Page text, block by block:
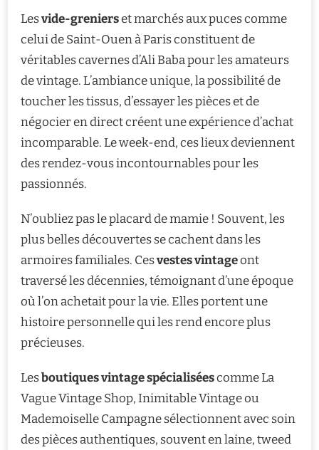
Lesvide-grenierset marchés aux puces comme
celui de Saint-Ouen à Paris constituent de
véritables cavernes d’Ali Baba pour les amateurs
de vintage. L’ambiance unique, la possibilité de
toucher les tissus, d’essayer les pièces et de
négocier en direct créent une expérience d’achat
incomparable. Le week-end, ces lieux deviennent
des rendez-vous incontournables pour les
passionnés.
N’oubliez pas le placard de mamie ! Souvent, les
plus belles découvertes se cachent dans les
armoires familiales. Cesvestes vintageont
traversé les décennies, témoignant d’une époque
où l’on achetait pour la vie. Elles portent une
histoire personnelle qui les rend encore plus
précieuses.
Lesboutiques vintage spécialiséescomme La
Vague Vintage Shop, Inimitable Vintage ou
Mademoiselle Campagne sélectionnent avec soin
des pièces authentiques, souvent en laine, tweed